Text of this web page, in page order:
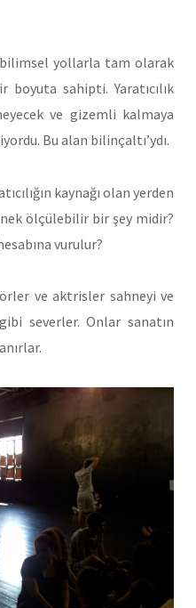
bilimsel yollarla tam olarak
sahipti. Yaratıcılık
ve gizemli kalmaya
Bu alan bilinçaltı’ydı.
kaynağı olan yerden
ölçülebilir bir şey midir?
vurulur?
ve aktrisler sahneyi ve
severler. Onlar sanatın